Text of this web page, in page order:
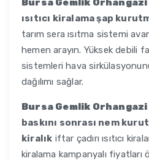
Bursa Gemlik Orhangazi
ısıtıcı kiralama şap
tarım sera ısıtma sistemi
hemen arayın. Yüksek debili
sistemleri hava
dağılımı sağlar.
Bursa Gemlik Orhangazi
baskını sonrası nem
kiralık iftar çadırı ısıtıcı
kiralama kampanyalı fiyatları